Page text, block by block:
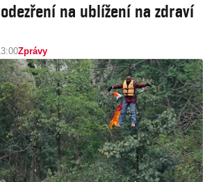
na ublížení na zdraví
Zprávy